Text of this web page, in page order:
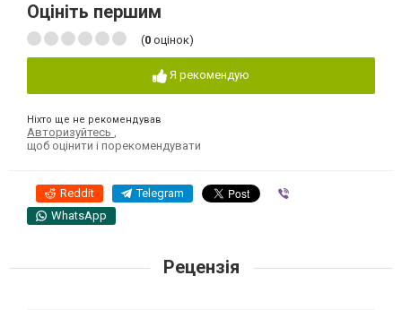
Оцініть першим
(0 оцінок)
Я рекомендую
Ніхто ще не рекомендував
Авторизуйтесь
щоб оцінити і порекомендувати
Reddit Telegram
WhatsApp
Рецензія